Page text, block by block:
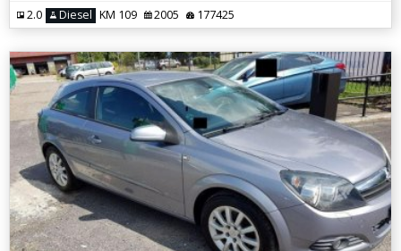
2.0 Diesel KM 109 2005 177425